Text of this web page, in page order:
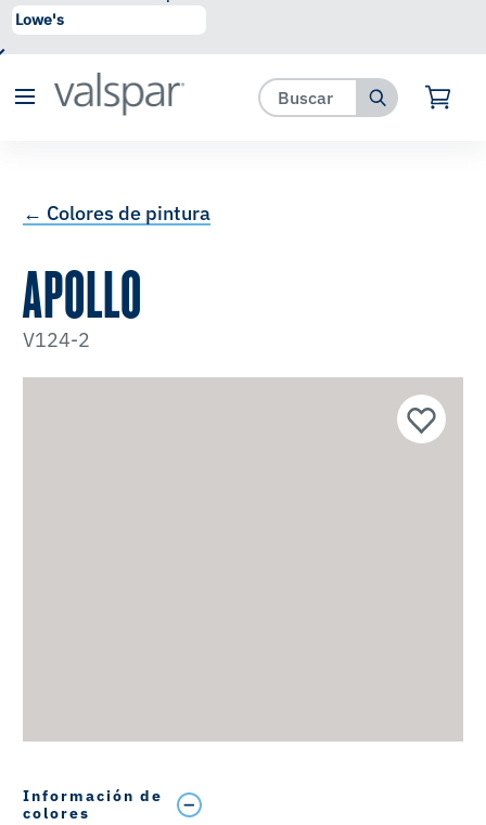
se ha agregado a favoritos.
← Colores de pintura
APOLLO
V124-2
Información de
colores